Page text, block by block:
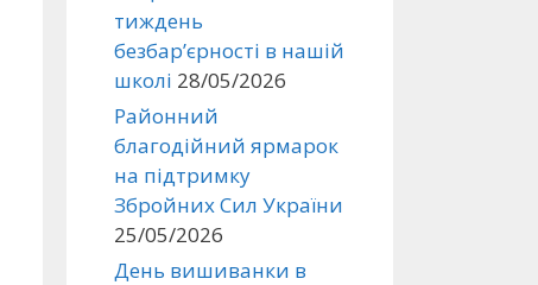
тиждень
безбар’єрності в нашій
школі 28/05/2026
Районний
благодійний ярмарок
на підтримку
Збройних Сил України
25/05/2026
День вишиванки в